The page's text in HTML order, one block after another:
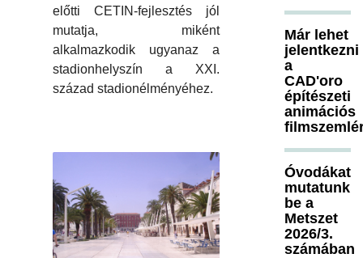
előtti CETIN-fejlesztés jól
mutatja, miként
alkalmazkodik ugyanaz a
stadionhelyszín a XXI.
század stadionélményéhez.
Már lehet
jelentkezni
a
CAD'oro
építészeti
animációs
Óvodákat
mutatunk
be a
Metszet
2026/3.
számában